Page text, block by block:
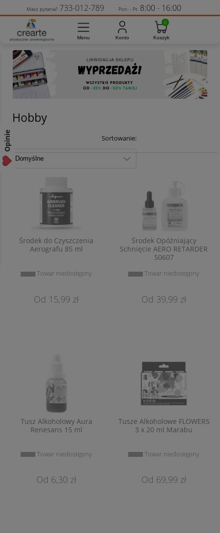
Hobby
Sortowanie:
Środek do Czyszczenia
Aerografu 85 ml
Towar niedostępny
15,99 zł
Środek Opóźniający
Schnięcie AERO RETARDER
50607
Towar niedostępny
39,99 zł
Tusz Alkoholowy Aura
Renesans 15 ml
Towar niedostępny
6,30 zł
Tusze Alkoholowe FLOWERS
3 x 20 ml Marabu
Towar niedostępny
69,99 zł
Masz pytania? 733-012-789 Pon. - Pt. 8:00 - 16:00
Opinie